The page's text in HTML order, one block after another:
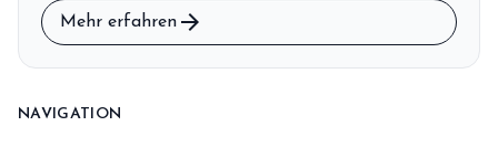
Mehr erfahren arrow_forward
NAVIGATION